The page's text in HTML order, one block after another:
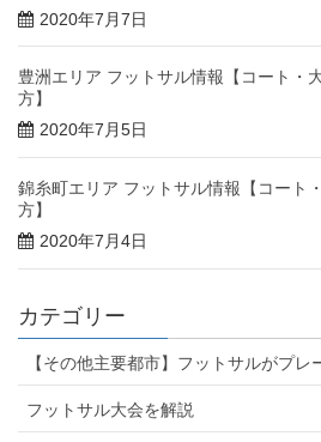
2020年7月7日
豊洲エリア フットサル情報【コート・
方】
2020年7月5日
錦糸町エリア フットサル情報【コート
方】
2020年7月4日
カテゴリー
【その他主要都市】フットサルがプレ
フットサル大会を解説